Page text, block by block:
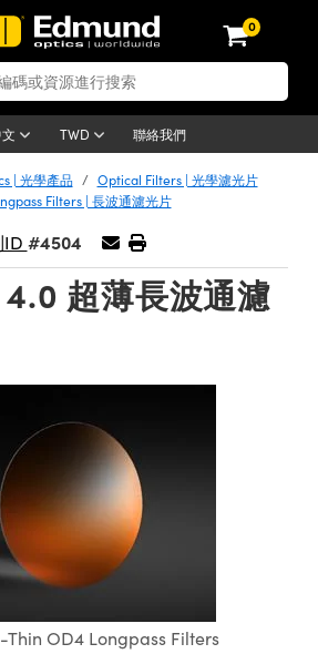
0
TWD 聯絡我們
光
學平臺
塊
物鏡
| 雷射
配件
太網相
Dalsa
Vision
明
源
卡測試板
試與監測
方案
| 雷射
| 表
學元件
室和生產
持用品
色吸
備
鏡頭
認證產
品
證光機
鏡
成像鏡
認證實
| 光學產品
Optical Filters | 光學濾光片
Filters | 長波通濾光片
ID #4504
超薄長波通濾
Thin OD4 Longpass Filters